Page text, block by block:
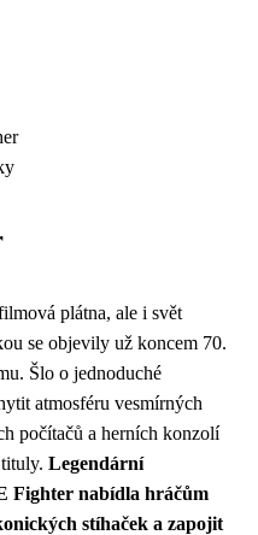
plátna, ale i svět
se objevily už koncem 70.
Šlo o jednoduché
atmosféru vesmírných
počítačů a herních konzolí
Legendární
Fighter nabídla hráčům
stíhaček a zapojit